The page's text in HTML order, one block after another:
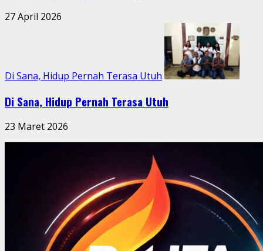
27 April 2026
Di Sana, Hidup Pernah Terasa Utuh
Di Sana, Hidup Pernah Terasa Utuh
23 Maret 2026